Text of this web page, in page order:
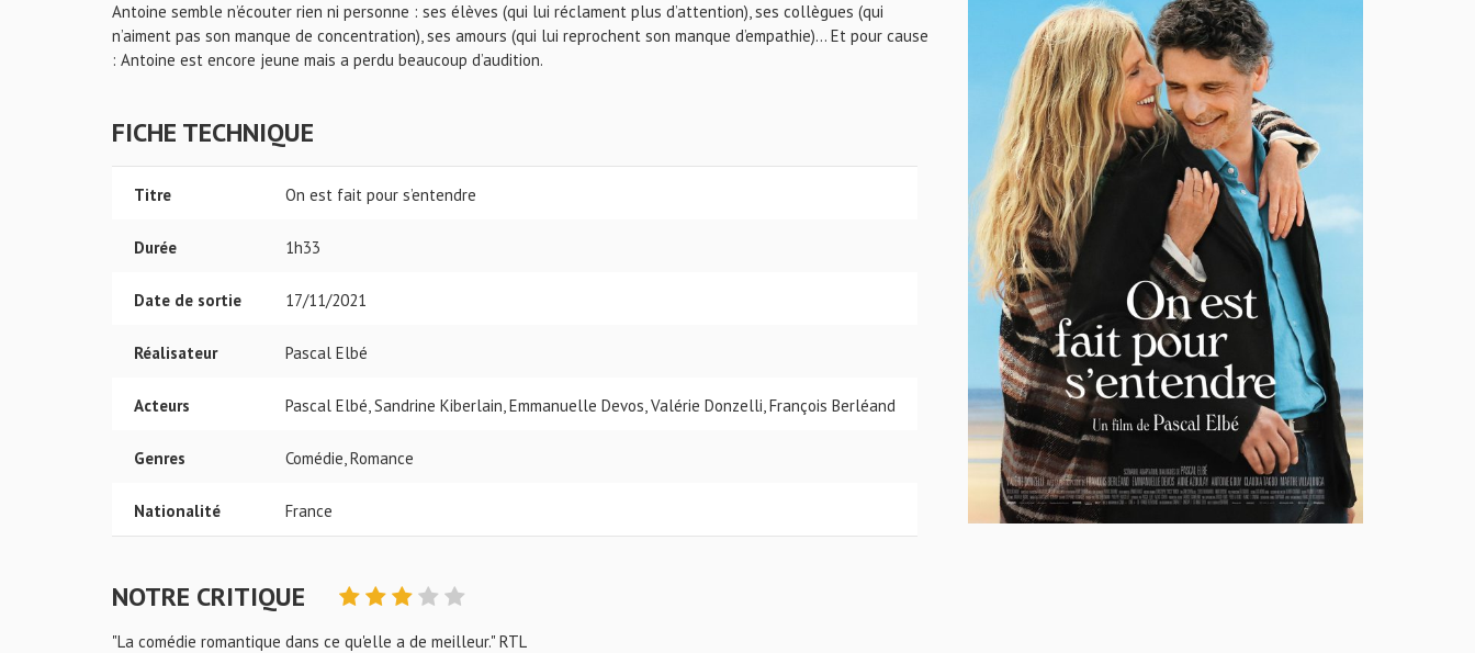
Antoine semble n’écouter rien ni personne : ses élèves (qui lui réclament plus d’attention), ses collègues (qui
n’aiment pas son manque de concentration), ses amours (qui lui reprochent son manque d’empathie)... Et pour cause
: Antoine est encore jeune mais a perdu beaucoup d’audition.
FICHE TECHNIQUE
Titre On est fait pour s’entendre
Durée 1h33
Date de sortie 17/11/2021
Réalisateur Pascal Elbé
Acteurs Pascal Elbé, Sandrine Kiberlain, Emmanuelle Devos, Valérie Donzelli, François Berléand
Genres Comédie, Romance
Nationalité France
NOTRE CRITIQUE
"La comédie romantique dans ce qu'elle a de meilleur." RTL